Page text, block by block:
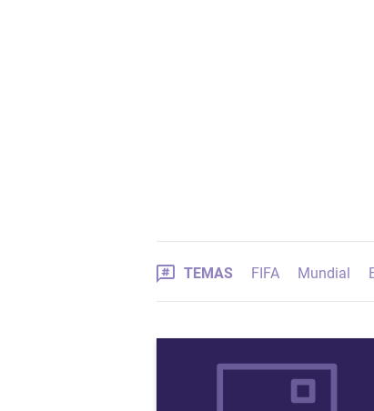
TEMAS FIFA Mundial